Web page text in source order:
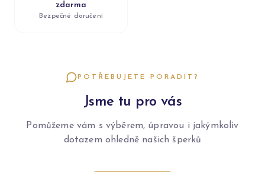
zdarma
Bezpečné doručení
POTŘEBUJETE PORADIT?
Jsme tu pro vás
Pomůžeme vám s výběrem, úpravou i jakýmkoliv
dotazem ohledně našich šperků